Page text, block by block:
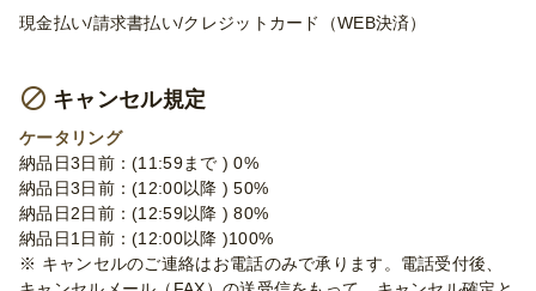
現金払い/請求書払い/クレジットカード（WEB決済）
キャンセル規定
ケータリング
納品日3日前：(11:59まで ) 0%
納品日3日前：(12:00以降 ) 50%
納品日2日前：(12:59以降 ) 80%
納品日1日前：(12:00以降 )100%
※ キャンセルのご連絡はお電話のみで承ります。電話受付後、